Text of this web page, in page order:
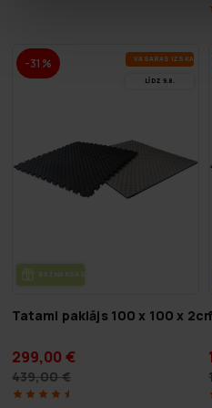
-31% VA­SA­RAS IZ­SKA­ŅA
LĪDZ 9.8.
BEZ­MAK­SAS PIE­GĀ­DE
Tatami paklājs 100 x 100 x
299,00 €
439,00 €